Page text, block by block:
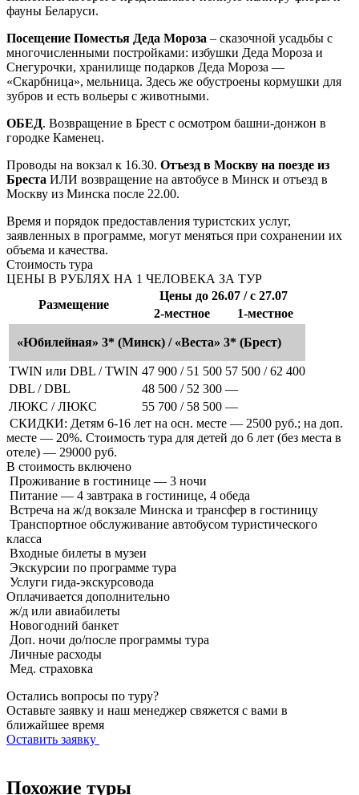
фауны Беларуси.
Посещение Поместья Деда Мороза – сказочной усадьбы с
многочисленными постройками: избушки Деда Мороза и
Снегурочки, хранилище подарков Деда Мороза —
«Скарбница», мельница. Здесь же обустроены кормушки для
зубров и есть вольеры с животными.
ОБЕД. Возвращение в Брест с осмотром башни-донжон в
городке Каменец.
Проводы на вокзал к 16.30. Отъезд в Москву на поезде из
Бреста ИЛИ возвращение на автобусе в Минск и отъезд в
Москву из Минска после 22.00.
Время и порядок предоставления туристских услуг,
заявленных в программе, могут меняться при сохранении их
объема и качества.
Стоимость тура
ЦЕНЫ В РУБЛЯХ НА 1 ЧЕЛОВЕКА ЗА ТУР
Размещение
Цены до 26.07 / с 27.07
2-местное
1-местное
«Юбилейная» 3* (Минск) / «Веста» 3* (Брест)
TWIN или DBL / TWIN 47 900 / 51 500 57 500 / 62 400
DBL / DBL
48 500 / 52 300 —
ЛЮКС / ЛЮКС
55 700 / 58 500 —
СКИДКИ: Детям 6-16 лет на осн. месте — 2500 руб.; на доп.
месте — 20%. Стоимость тура для детей до 6 лет (без места в
отеле) — 29000 руб.
В стоимость включено
Проживание в гостинице — 3 ночи
Питание — 4 завтрака в гостинице, 4 обеда
Встреча на ж/д вокзале Минска и трансфер в гостиницу
Транспортное обслуживание автобусом туристического
класса
Входные билеты в музеи
Экскурсии по программе тура
Услуги гида-экскурсовода
Оплачивается дополнительно
ж/д или авиабилеты
Новогодний банкет
Доп. ночи до/после программы тура
Личные расходы
Мед. страховка
Остались вопросы по туру?
Оставьте заявку и наш менеджер свяжется с вами в
ближайшее время
Оставить заявку
Похожие туры